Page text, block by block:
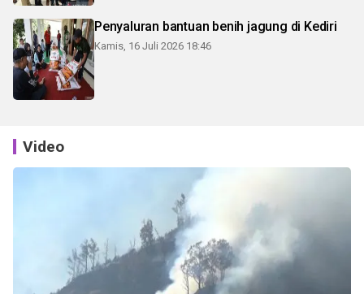
Penyaluran bantuan benih jagung di Kediri
Kamis, 16 Juli 2026 18:46
Video